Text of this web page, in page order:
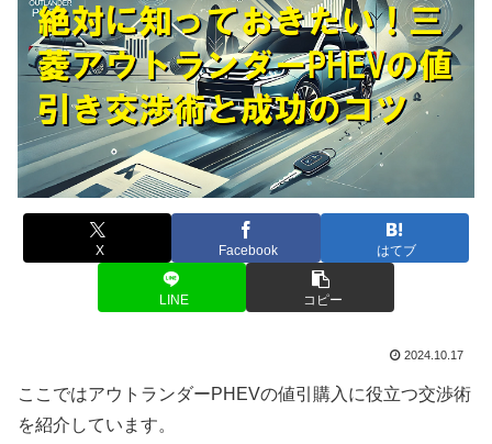
X Facebook はてブ
LINE コピー
2024.10.17
ここではアウトランダーPHEVの値引購入に役立つ交渉術
を紹介しています。